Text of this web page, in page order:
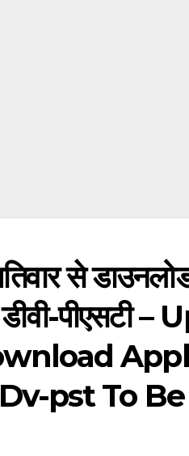
से
डीवी-पीएसटी
pst To